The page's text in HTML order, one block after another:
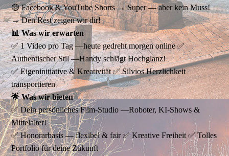
🟡 Facebook & YouTube Shorts → Super — aber kein Muss!
→ Den Rest zeigen wir dir!
📊 Was wir erwarten
✅ 1 Video pro Tag —heute gedreht morgen online ✅
Authentischer Stil —Handy schlägt Hochglanz!
✅ Eigeninitiative & Kreativität ✅ Silvios Herzlichkeit
transportieren
🌟 Was wir bieten
✅ Dein persönliches Film-Studio —Roboter, KI-Shows &
Mittelalter!
✅ Honorarbasis — flexibel & fair ✅ Kreative Freiheit ✅ Tolles
Portfolio für deine Zukunft